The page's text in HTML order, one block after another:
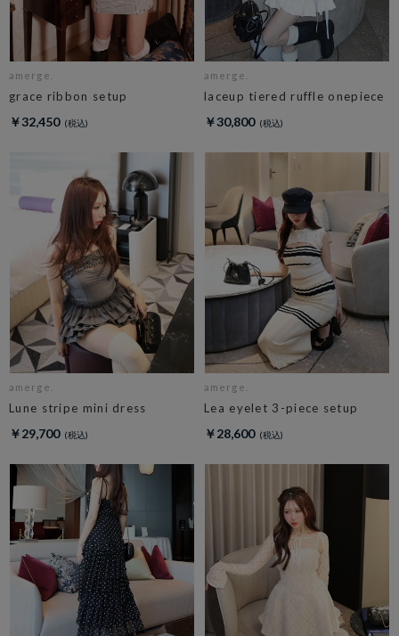
amerge.
grace ribbon setup
￥32,450
amerge.
laceup tiered ruffle onepiece
￥30,800
amerge.
Lune stripe mini dress
￥29,700
amerge.
Lea eyelet 3-piece setup
￥28,600